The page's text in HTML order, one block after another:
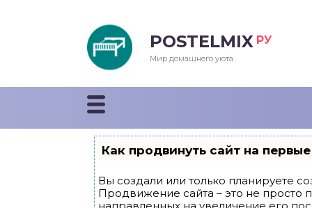
POSTELMIX РУ
Мир домашнего уюта
Как продвинуть сайт на
Вы создали или только планируете
Продвижение сайта – это не просто